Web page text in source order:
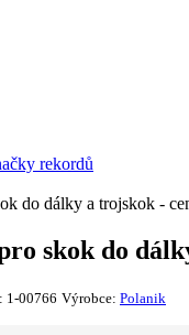
rekordů
do dálky a trojskok -
skok do
1-00766 Výrobce: Polanik